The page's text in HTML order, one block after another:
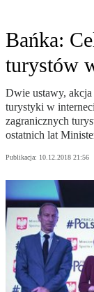
Bańka:
turystów
Dwie ustawy, akcja
turystyki w
zagranicznych
ostatnich lat
Publikacja: 10.12.2018 21:56